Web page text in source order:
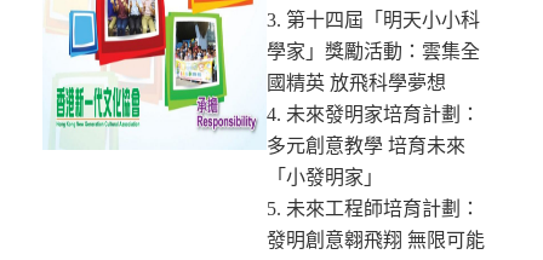
3. 第十四屆「明天小小科
學家」獎勵活動：雲集全
國精英 放飛科學夢想
4. 未來發明家培育計劃：
多元創意教學 培育未來
「小發明家」
5. 未來工程師培育計劃：
發明創意翱飛翔 無限可能